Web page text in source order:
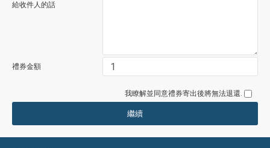
給收件人的話
禮券金額
我瞭解並同意禮券寄出後將無法退還.
繼續